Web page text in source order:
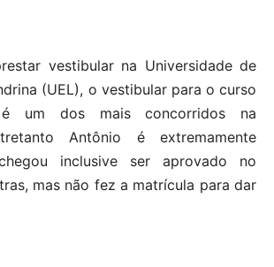
vestibular na Universidade de
(UEL), o vestibular para o curso
um dos mais concorridos na
Antônio é extremamente
inclusive ser aprovado no
mas não fez a matrícula para dar